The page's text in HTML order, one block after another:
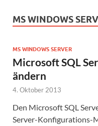
MS WINDOWS
MS WINDOWS SERVER
Microsoft SQL
ändern
4. Oktober 2013
Den Microsoft SQL
Server-Konfigurations-